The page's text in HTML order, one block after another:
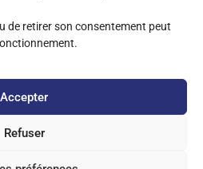
de retirer son consentement peut
Accepter
Refuser
sur Wordpress / Elementor